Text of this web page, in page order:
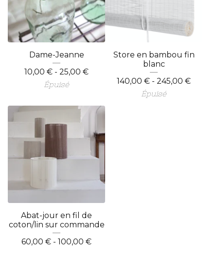
Dame-Jeanne
10,00 € - 25,00 €
Épuisé
Store en bambou fin
blanc
140,00 € - 245,00 €
Épuisé
Abat-jour en fil de
coton/lin sur commande
60,00 € - 100,00 €